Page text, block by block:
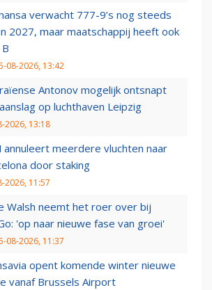
verwacht 777-9’s nog steeds
2027, maar maatschappij heeft ook
08-2026, 13:42
Antonov mogelijk ontsnapt
op luchthaven Leipzig
2026, 13:18
annuleert meerdere vluchten naar
door staking
2026, 11:57
Walsh neemt het roer over bij
'op naar nieuwe fase van groei'
08-2026, 11:37
opent komende winter nieuwe
vanaf Brussels Airport